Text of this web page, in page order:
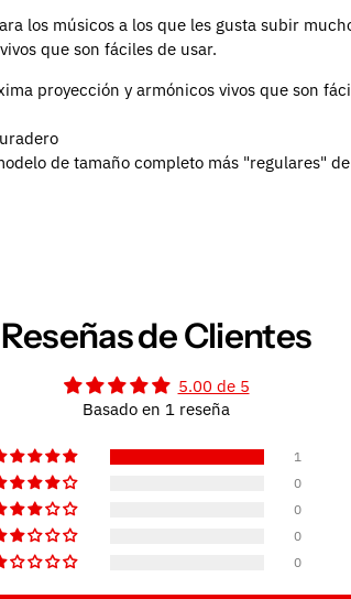
los músicos a los que les gusta subir
que son fáciles de usar.
proyección y armónicos vivos que son
de tamaño completo más "regulares"
Reseñas de Clientes
5.00 de 5
Basado en 1 reseña
1
0
0
0
0